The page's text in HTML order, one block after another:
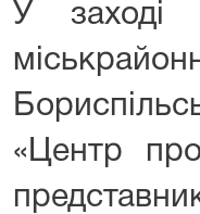
У заході
«Центр